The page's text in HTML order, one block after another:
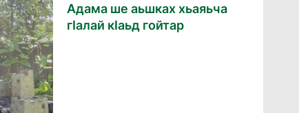
Адама ше аьшках хьаяьча
гӏалай кӏаьд гойтар